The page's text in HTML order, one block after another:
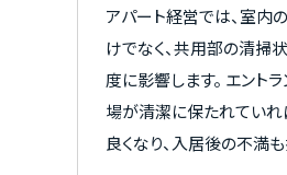
お役立ち
アパート経営では、室内
けでなく、共用部の清掃
度に影響します。 エント
場が清潔に保たれてい
良くなり、入居後の不満も